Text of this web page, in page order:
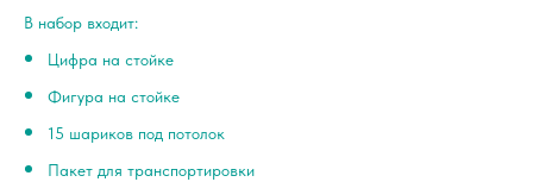
В набор входит:
Цифра на стойке
Фигура на стойке
15 шариков под потолок
Пакет для транспортировки